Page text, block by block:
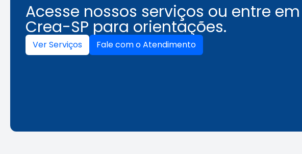
Acesse nossos serviços ou entre
Crea-SP para orientações.
Ver Serviços Fale com o Atendimento